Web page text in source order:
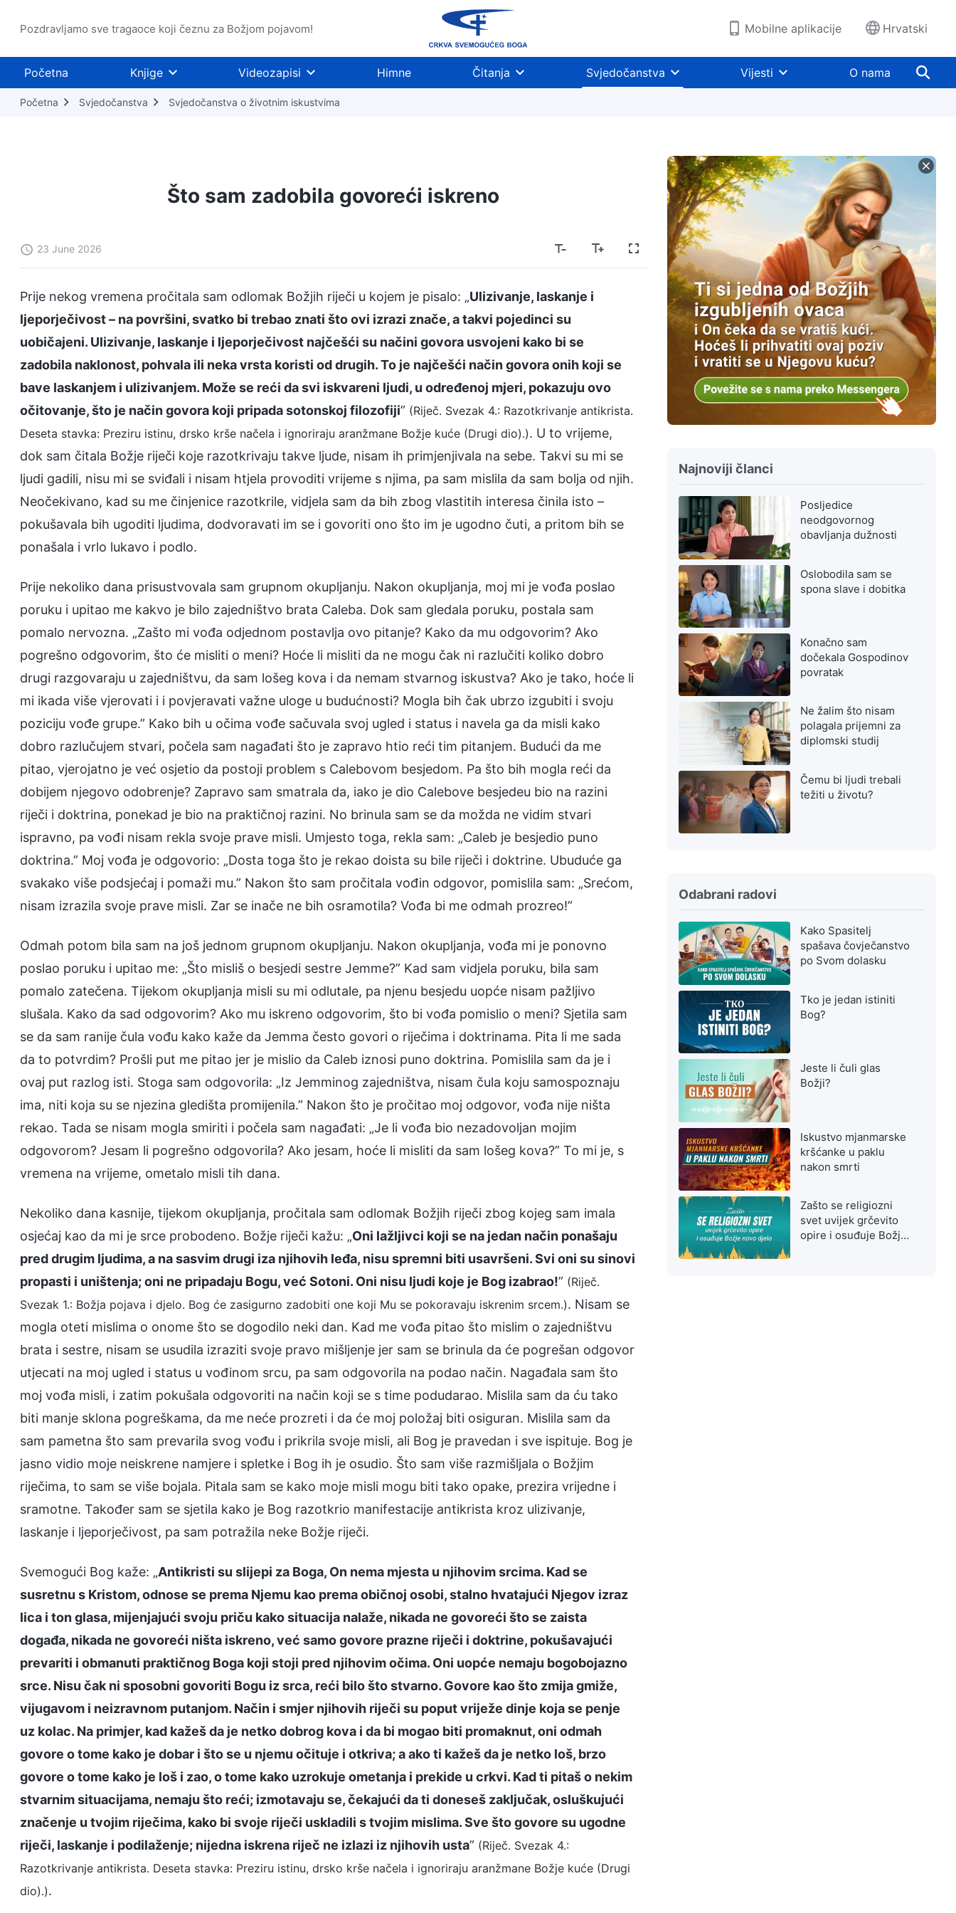
Pozdravljamo sve tragaoce koji čeznu za Božjom pojavom! Mobilne aplikacije Hrvatski
Početna Knjige Videozapisi Himne Čitanja Svjedočanstva Vijesti O nama
Početna Svjedočanstva Svjedočanstva o životnim iskustvima
Što sam zadobila govoreći iskreno
23 June 2026
Prije nekog vremena pročitala sam odlomak Božjih riječi u kojem je pisalo: „Ulizivanje, laskanje i
ljeporječivost – na površini, svatko bi trebao znati što ovi izrazi znače, a takvi pojedinci su
uobičajeni. Ulizivanje, laskanje i ljeporječivost najčešći su načini govora usvojeni kako bi se
zadobila naklonost, pohvala ili neka vrsta koristi od drugih. To je najčešći način govora onih koji se
bave laskanjem i ulizivanjem. Može se reći da svi iskvareni ljudi, u određenoj mjeri, pokazuju ovo
očitovanje, što je način govora koji pripada sotonskoj filozofiji” (Riječ. Svezak 4.: Razotkrivanje antikrista.
Deseta stavka: Preziru istinu, drsko krše načela i ignoriraju aranžmane Božje kuće (Drugi dio).). U to vrijeme,
dok sam čitala Božje riječi koje razotkrivaju takve ljude, nisam ih primjenjivala na sebe. Takvi su mi se
ljudi gadili, nisu mi se sviđali i nisam htjela provoditi vrijeme s njima, pa sam mislila da sam bolja od njih.
Neočekivano, kad su me činjenice razotkrile, vidjela sam da bih zbog vlastitih interesa činila isto –
pokušavala bih ugoditi ljudima, dodvoravati im se i govoriti ono što im je ugodno čuti, a pritom bih se
ponašala i vrlo lukavo i podlo.
Prije nekoliko dana prisustvovala sam grupnom okupljanju. Nakon okupljanja, moj mi je vođa poslao
poruku i upitao me kakvo je bilo zajedništvo brata Caleba. Dok sam gledala poruku, postala sam
pomalo nervozna. „Zašto mi vođa odjednom postavlja ovo pitanje? Kako da mu odgovorim? Ako
pogrešno odgovorim, što će misliti o meni? Hoće li misliti da ne mogu čak ni razlučiti koliko dobro
drugi razgovaraju u zajedništvu, da sam lošeg kova i da nemam stvarnog iskustva? Ako je tako, hoće li
mi ikada više vjerovati i i povjeravati važne uloge u budućnosti? Mogla bih čak ubrzo izgubiti i svoju
poziciju vođe grupe.” Kako bih u očima vođe sačuvala svoj ugled i status i navela ga da misli kako
dobro razlučujem stvari, počela sam nagađati što je zapravo htio reći tim pitanjem. Budući da me
pitao, vjerojatno je već osjetio da postoji problem s Calebovom besjedom. Pa što bih mogla reći da
dobijem njegovo odobrenje? Zapravo sam smatrala da, iako je dio Calebove besjedeu bio na razini
riječi i doktrina, ponekad je bio na praktičnoj razini. No brinula sam se da možda ne vidim stvari
ispravno, pa vođi nisam rekla svoje prave misli. Umjesto toga, rekla sam: „Caleb je besjedio puno
doktrina.” Moj vođa je odgovorio: „Dosta toga što je rekao doista su bile riječi i doktrine. Ubuduće ga
svakako više podsjećaj i pomaži mu.” Nakon što sam pročitala vođin odgovor, pomislila sam: „Srećom,
nisam izrazila svoje prave misli. Zar se inače ne bih osramotila? Vođa bi me odmah prozreo!”
Odmah potom bila sam na još jednom grupnom okupljanju. Nakon okupljanja, vođa mi je ponovno
poslao poruku i upitao me: „Što misliš o besjedi sestre Jemme?” Kad sam vidjela poruku, bila sam
pomalo zatečena. Tijekom okupljanja misli su mi odlutale, pa njenu besjedu uopće nisam pažljivo
slušala. Kako da sad odgovorim? Ako mu iskreno odgovorim, što bi vođa pomislio o meni? Sjetila sam
se da sam ranije čula vođu kako kaže da Jemma često govori o riječima i doktrinama. Pita li me sada
da to potvrdim? Prošli put me pitao jer je mislio da Caleb iznosi puno doktrina. Pomislila sam da je i
ovaj put razlog isti. Stoga sam odgovorila: „Iz Jemminog zajedništva, nisam čula koju samospoznaju
ima, niti koja su se njezina gledišta promijenila.” Nakon što je pročitao moj odgovor, vođa nije ništa
rekao. Tada se nisam mogla smiriti i počela sam nagađati: „Je li vođa bio nezadovoljan mojim
odgovorom? Jesam li pogrešno odgovorila? Ako jesam, hoće li misliti da sam lošeg kova?” To mi je, s
vremena na vrijeme, ometalo misli tih dana.
Nekoliko dana kasnije, tijekom okupljanja, pročitala sam odlomak Božjih riječi zbog kojeg sam imala
osjećaj kao da mi je srce probodeno. Božje riječi kažu: „Oni lažljivci koji se na jedan način ponašaju
pred drugim ljudima, a na sasvim drugi iza njihovih leđa, nisu spremni biti usavršeni. Svi oni su sinovi
propasti i uništenja; oni ne pripadaju Bogu, već Sotoni. Oni nisu ljudi koje je Bog izabrao!” (Riječ.
Svezak 1.: Božja pojava i djelo. Bog će zasigurno zadobiti one koji Mu se pokoravaju iskrenim srcem.). Nisam se
mogla oteti mislima o onome što se dogodilo neki dan. Kad me vođa pitao što mislim o zajedništvu
brata i sestre, nisam se usudila izraziti svoje pravo mišljenje jer sam se brinula da će pogrešan odgovor
utjecati na moj ugled i status u vođinom srcu, pa sam odgovorila na podao način. Nagađala sam što
moj vođa misli, i zatim pokušala odgovoriti na način koji se s time podudarao. Mislila sam da ću tako
biti manje sklona pogreškama, da me neće prozreti i da će moj položaj biti osiguran. Mislila sam da
sam pametna što sam prevarila svog vođu i prikrila svoje misli, ali Bog je pravedan i sve ispituje. Bog je
jasno vidio moje neiskrene namjere i spletke i Bog ih je osudio. Što sam više razmišljala o Božjim
riječima, to sam se više bojala. Pitala sam se kako moje misli mogu biti tako opake, prezira vrijedne i
sramotne. Također sam se sjetila kako je Bog razotkrio manifestacije antikrista kroz ulizivanje,
laskanje i ljeporječivost, pa sam potražila neke Božje riječi.
Svemogući Bog kaže: „Antikristi su slijepi za Boga, On nema mjesta u njihovim srcima. Kad se
susretnu s Kristom, odnose se prema Njemu kao prema običnoj osobi, stalno hvatajući Njegov izraz
lica i ton glasa, mijenjajući svoju priču kako situacija nalaže, nikada ne govoreći što se zaista
događa, nikada ne govoreći ništa iskreno, već samo govore prazne riječi i doktrine, pokušavajući
prevariti i obmanuti praktičnog Boga koji stoji pred njihovim očima. Oni uopće nemaju bogobojazno
srce. Nisu čak ni sposobni govoriti Bogu iz srca, reći bilo što stvarno. Govore kao što zmija gmiže,
vijugavom i neizravnom putanjom. Način i smjer njihovih riječi su poput vriježe dinje koja se penje
uz kolac. Na primjer, kad kažeš da je netko dobrog kova i da bi mogao biti promaknut, oni odmah
govore o tome kako je dobar i što se u njemu očituje i otkriva; a ako ti kažeš da je netko loš, brzo
govore o tome kako je loš i zao, o tome kako uzrokuje ometanja i prekide u crkvi. Kad ti pitaš o nekim
stvarnim situacijama, nemaju što reći; izmotavaju se, čekajući da ti doneseš zaključak, osluškujući
značenje u tvojim riječima, kako bi svoje riječi uskladili s tvojim mislima. Sve što govore su ugodne
riječi, laskanje i podilaženje; nijedna iskrena riječ ne izlazi iz njihovih usta” (Riječ. Svezak 4.:
Razotkrivanje antikrista. Deseta stavka: Preziru istinu, drsko krše načela i ignoriraju aranžmane Božje kuće (Drugi
dio).).
Najnoviji članci
Posljedice
neodgovornog
obavljanja dužnosti
Oslobodila sam se
spona slave i dobitka
Konačno sam
dočekala Gospodinov
povratak
Ne žalim što nisam
polagala prijemni za
diplomski studij
Čemu bi ljudi trebali
težiti u životu?
Odabrani radovi
Kako Spasitelj
spašava čovječanstvo
po Svom dolasku
Tko je jedan istiniti
Bog?
Jeste li čuli glas
Božji?
Iskustvo mjanmarske
kršćanke u paklu
nakon smrti
Zašto se religiozni
svet uvijek grčevito
opire i osuđuje Božje